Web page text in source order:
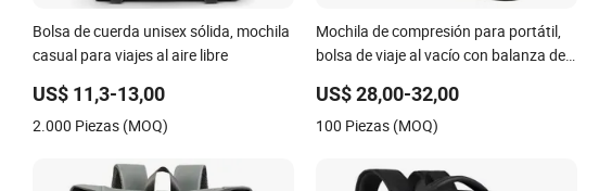
Bolsa de cuerda unisex sólida, mochila
casual para viajes al aire libre
US$ 11,3-13,00
2.000 Piezas (MOQ)
Mochila de compresión para portátil,
bolsa de viaje al vacío con balanza de
US$ 28,00-32,00
100 Piezas (MOQ)